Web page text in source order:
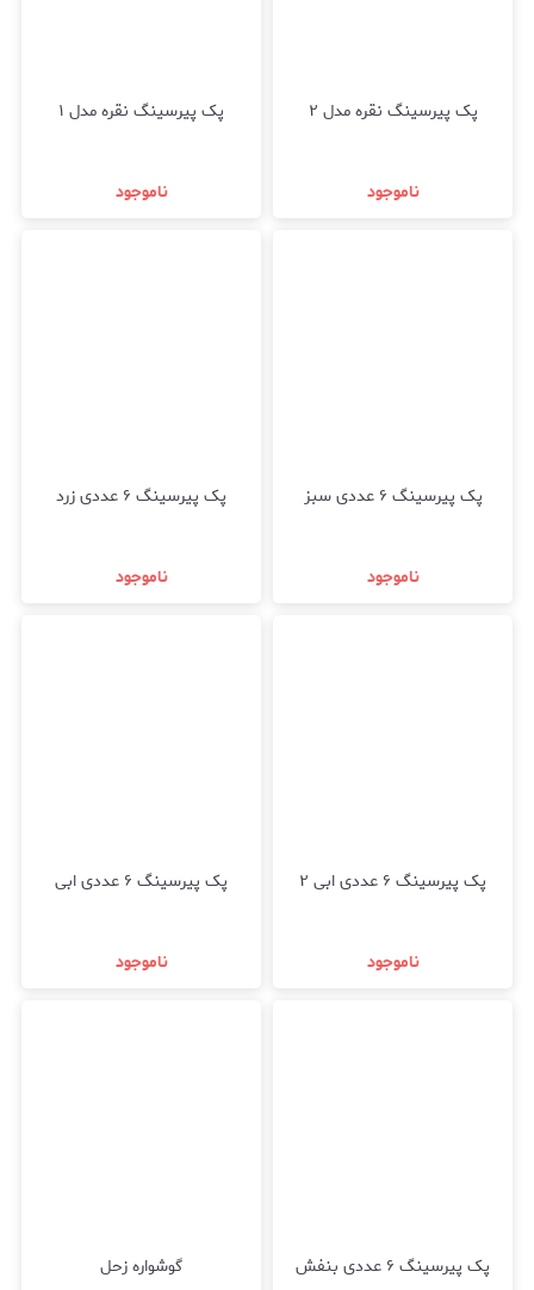
پک پیرسینگ نقره مدل ٢
ناموجود
پک پیرسینگ نقره مدل ۱
ناموجود
پک پیرسینگ ۶ عددی سبز
ناموجود
پک پیرسینگ ۶ عددی زرد
ناموجود
پک پیرسینگ ۶ عددی ابی ۲
ناموجود
پک پیرسینگ ۶ عددی ابی
ناموجود
پک پیرسینگ ۶ عددی بنفش گوشواره زحل